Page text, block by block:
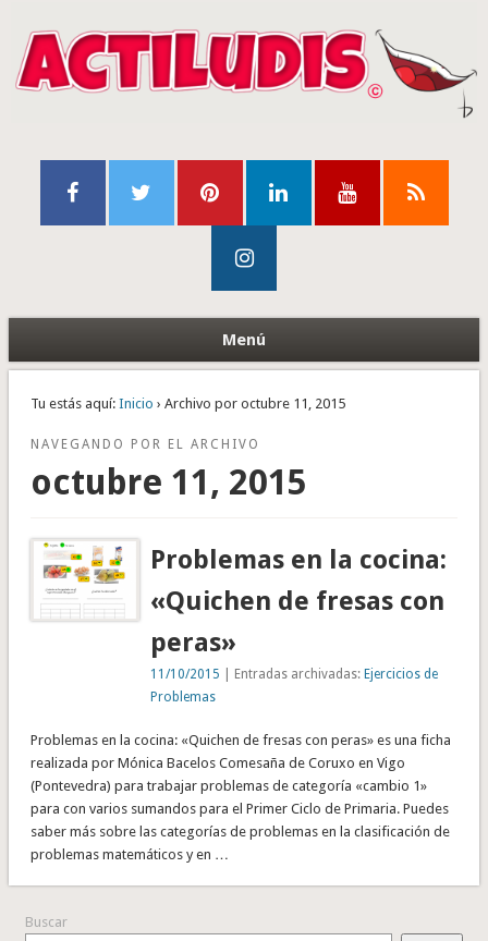
Menú
Tu estás aquí: Inicio › Archivo por octubre 11, 2015
NAVEGANDO POR EL ARCHIVO
octubre 11, 2015
Problemas en la cocina:
«Quichen de fresas con
peras»
11/10/2015 | Entradas archivadas:Ejercicios de
Problemas
Problemas en la cocina: «Quichen de fresas con peras» es una ficha
realizada por Mónica Bacelos Comesaña de Coruxo en Vigo
(Pontevedra) para trabajar problemas de categoría «cambio 1»
para con varios sumandos para el Primer Ciclo de Primaria. Puedes
saber más sobre las categorías de problemas en la clasificación de
problemas matemáticos y en …
Buscar